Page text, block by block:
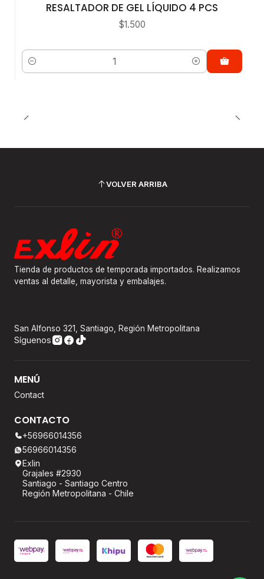
RESALTADOR DE GEL LÍQUIDO 4 PCS
$1.500
Cantidad
VOLVER ARRIBA
Tienda de productos de temporada importados. Realizamos
ventas al detalle, mayorista y embalajes.
San Alfonso 321, Santiago, Región Metropolitana
Síguenos
MENÚ
Contact
CONTACTO
+56966014356
56966014356
Exlin
Grajales #2930
Santiago - Santiago Centro
Región Metropolitana - Chile